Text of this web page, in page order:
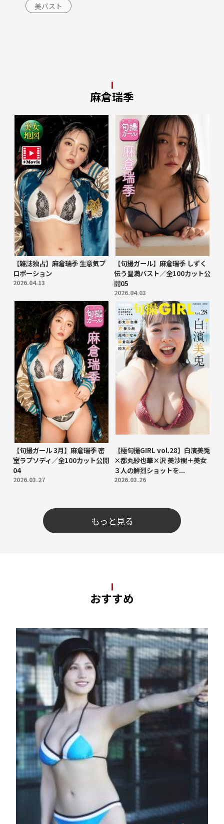
美バスト
麻倉瑞季
【雑誌独占】麻倉瑞季 生意気プ
ロポーション
2026.04.13
【旬撮ガール】麻倉瑞季 しずく
伝う豊満バスト／全100カット公
開05
2026.04.03
【旬撮ガール 3月】麻倉瑞季 密
室ラプソディ／全100カット公開
04
2026.03.27
【極旬撮GIRL vol.28】白濱美兎
×都丸紗也華×沢 美沙樹＋美女
３人の鮮烈ショットを...
2026.03.26
もっと見る
おすすめ